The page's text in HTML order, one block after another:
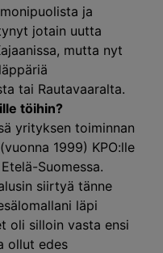
ja
jotain uutta
mutta nyt
tai Rautavaaralta.
töihin?
yrityksen toiminnan
1999) KPO:lle
Suomessa.
siirtyä tänne
läpi
oli silloin vasta ensi
ollut edes